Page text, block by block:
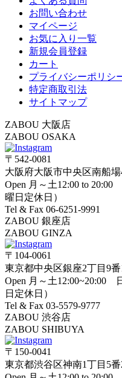
お問い合わせ
マイページ
お気に入り一覧
新規会員登録
カート
プライバシーポリシ
特定商取引法
サイトマップ
ZABOU 大阪店
ZABOU OSAKA
〒542-0081
大阪府大阪市中央区南船
Open 月～土12:00 to
曜日定休日）
Tel & Fax 06-6251-9991
ZABOU 銀座店
ZABOU GINZA
〒104-0061
東京都中央区銀座2丁目9
Open 月～土12:00~20:00
日定休日）
Tel & Fax 03-5579-9777
ZABOU 渋谷店
ZABOU SHIBUYA
〒150-0041
東京都渋谷区神南1丁目5